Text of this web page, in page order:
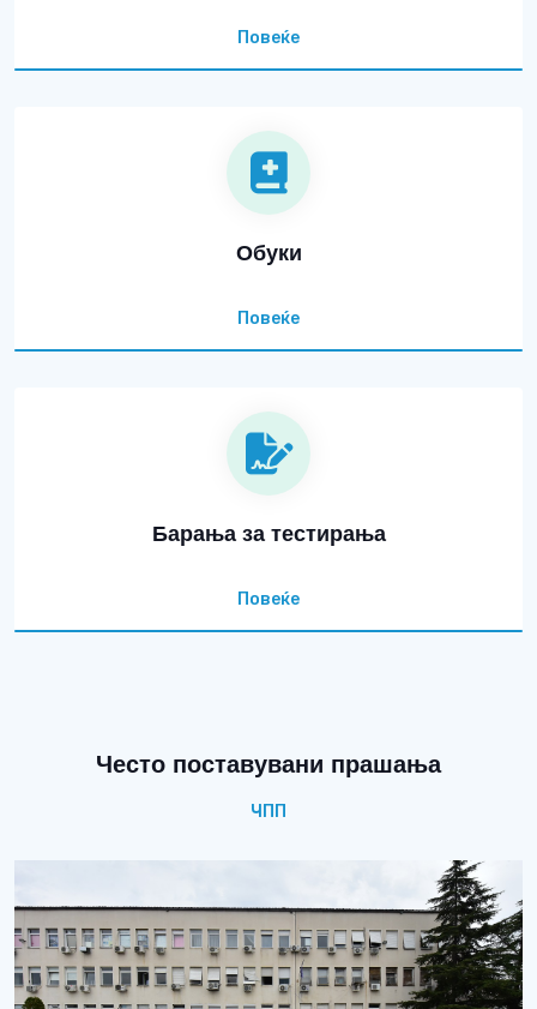
Повеќе
Обуки
Повеќе
Барања за тестирања
Повеќе
Често поставувани прашања
ЧПП